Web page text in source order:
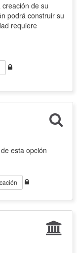
de su
podrá construir su
requiere
esta opción